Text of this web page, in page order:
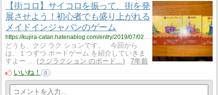
【街コロ】サイコロを振って、街を発
展させよう！初心者でも盛り上がれる
メイドインジャパンのゲーム
https://kujira-catan.hatenablog.com/entry/2019/07/02/195224
どうも、クジ ラク ションです。 今回から
は、１つずつ ボードゲーム を紹介していきま
すよー …
クジラクション のボード…
7年前
いいね！
0